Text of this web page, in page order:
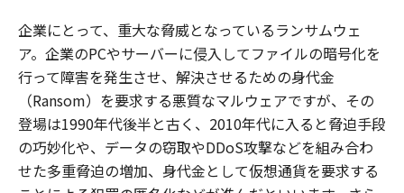
企業にとって、重大な脅威となっているランサムウェ
ア。企業のPCやサーバーに侵入してファイルの暗号化を
行って障害を発生させ、解決させるための身代金
（Ransom）を要求する悪質なマルウェアですが、その
登場は1990年代後半と古く、2010年代に入ると脅迫手段
の巧妙化や、データの窃取やDDoS攻撃などを組み合わ
せた多重脅迫の増加、身代金として仮想通貨を要求する